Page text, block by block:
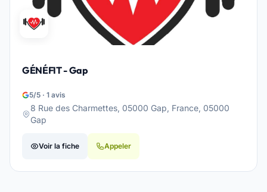
GÉNÉFIT - Gap
5/5 · 1 avis
8 Rue des Charmettes, 05000 Gap, France, 05000
Gap
Voir la fiche Appeler